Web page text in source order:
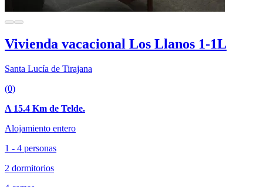
Vivienda vacacional Los Llanos 1-1L
Santa Lucía de Tirajana
(0)
A 15.4 Km de Telde.
Alojamiento entero
1 - 4 personas
2 dormitorios